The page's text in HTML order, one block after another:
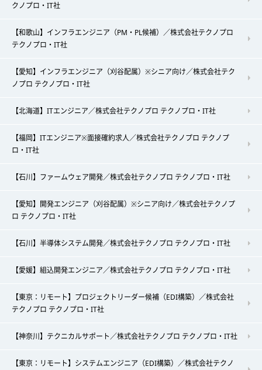
クノプロ・IT社
【和歌山】インフラエンジニア（PM・PL候補）／株式会社テクノプロ
テクノプロ・IT社
【愛知】インフラエンジニア（刈谷配属）※シニア向け／株式会社テク
ノプロ テクノプロ・IT社
【北海道】ITエンジニア／株式会社テクノプロ テクノプロ・IT社
【福岡】ITエンジニア※面接確約求人／株式会社テクノプロ テクノプ
ロ・IT社
【石川】ファームウェア開発／株式会社テクノプロ テクノプロ・IT社
【愛知】開発エンジニア（刈谷配属）※シニア向け／株式会社テクノプ
ロ テクノプロ・IT社
【石川】半導体システム開発／株式会社テクノプロ テクノプロ・IT社
【愛媛】組込開発エンジニア／株式会社テクノプロ テクノプロ・IT社
【東京：リモート】プロジェクトリーダー候補（EDI構築）／株式会社
テクノプロ テクノプロ・IT社
【神奈川】テクニカルサポート／株式会社テクノプロ テクノプロ・IT社
【東京：リモート】システムエンジニア（EDI構築）／株式会社テクノ